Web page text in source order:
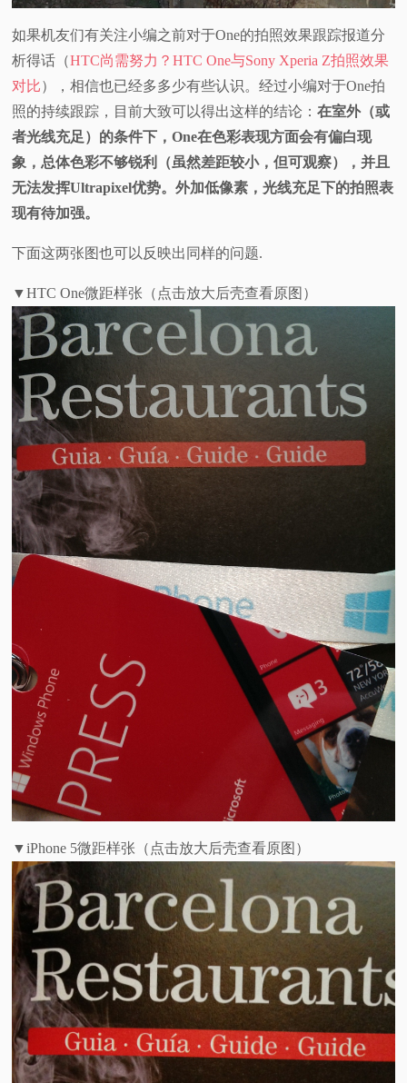
如果机友们有关注小编之前对于One的拍照效果跟踪报道分
析得话（HTC尚需努力？HTC One与Sony Xperia Z拍照效果
对比），相信也已经多多少有些认识。经过小编对于One拍
照的持续跟踪，目前大致可以得出这样的结论：在室外（或
者光线充足）的条件下，One在色彩表现方面会有偏白现
象，总体色彩不够锐利（虽然差距较小，但可观察），并且
无法发挥Ultrapixel优势。外加低像素，光线充足下的拍照表
现有待加强。
下面这两张图也可以反映出同样的问题.
▼HTC One微距样张（点击放大后壳查看原图）
▼iPhone 5微距样张（点击放大后壳查看原图）